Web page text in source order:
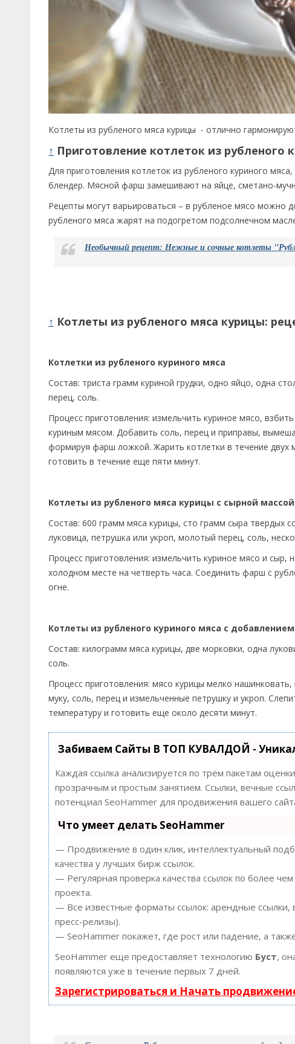
Котлеты из рубленого мяса курицы - отлично
↑ Приготовление котлеток из рубленого
Для приготовления котлеток из рубленого куриного
блендер. Мясной фарш замешивают на яйце, сметано-
Рецепты могут варьироваться – в рубленое мясо можно
рубленого мяса жарят на подогретом подсолнечном
Необычный рецепт: Нежные и сочные котлеты
↑ Котлеты из рубленого мяса курицы:
Котлетки из рубленого куриного мяса
Состав: триста грамм куриной грудки, одно яйцо, одна
перец, соль.
Процесс приготовления: измельчить куриное мясо,
куриным мясом. Добавить соль, перец и приправы,
формируя фарш ложкой. Жарить котлетки в течение
готовить в течение еще пяти минут.
Котлеты из рубленого мяса курицы с сырной массой
Состав: 600 грамм мяса курицы, сто грамм сыра твердых
луковица, петрушка или укроп, молотый перец, соль,
Процесс приготовления: измельчить куриное мясо и
холодном месте на четверть часа. Соединить фарш с
огне.
Котлеты из рубленого куриного мяса с
Состав: килограмм мяса курицы, две морковки, одна
соль.
Процесс приготовления: мясо курицы мелко
муку, соль, перец и измельченные петрушку и укроп.
температуру и готовить еще около десяти минут.
Забиваем Сайты В ТОП КУВАЛДОЙ -
Каждая ссылка анализируется по трем пакетам
прозрачным и простым занятием. Ссылки, вечные
потенциал SeoHammer для продвижения вашего
Что умеет делать SeoHammer
— Продвижение в один клик, интеллектуальный
качества у лучших бирж ссылок.
— Регулярная проверка качества ссылок по более
проекта.
— Все известные форматы ссылок: арендные ссылки,
пресс-релизы).
— SeoHammer покажет, где рост или падение, а
SeoHammer еще предоставляет технологию Буст,
появляются уже в течение первых 7 дней.
Зарегистрироваться и Начать